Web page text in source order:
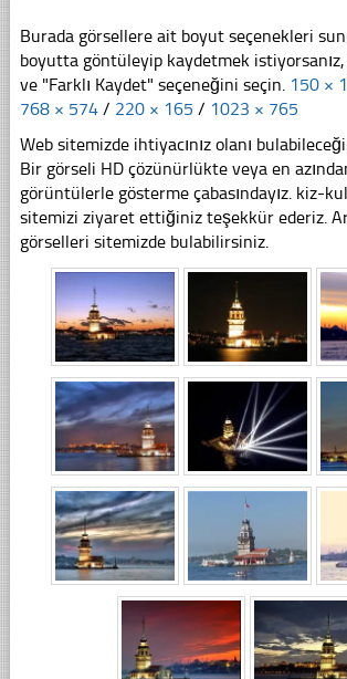
Burada görsellere ait boyut seçenekleri
boyutta göntüleyip kaydetmek istiyorsanız,
ve "Farklı Kaydet" seçeneğini seçin. 150 ×
768 × 574 / 220 × 165 / 1023 × 765
Web sitemizde ihtiyacınız olanı
Bir görseli HD çözünürlükte veya en
görüntülerle gösterme çabasındayız. kiz-
sitemizi ziyaret ettiğiniz teşekkür ederiz.
görselleri sitemizde bulabilirsiniz.